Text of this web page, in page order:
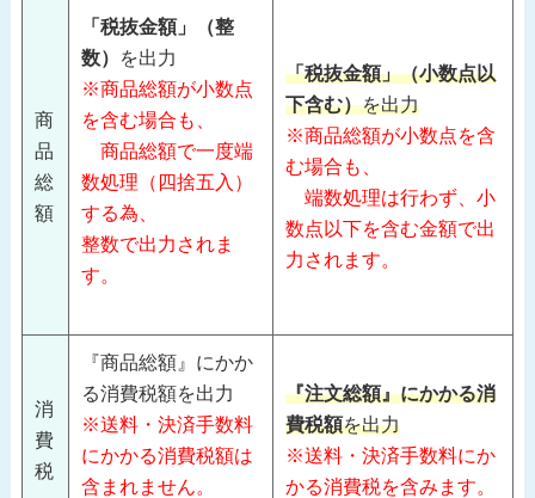
商
品
総
額
「税抜金額」（整
数）
を出力
※商品総額が小数点
を含む場合も、
商品総額で一度端
数処理（四捨五入）
する為、
整数で出力されま
す。
「税抜金額」（小数点以
下含む）を出力
※商品総額が小数点を含
む場合も、
端数処理は行わず、小
数点以下を含む金額で出
力されます。
消
費
税
『商品総額』にかか
る消費税額を出力
※送料・決済手数料
にかかる消費税額は
含まれません。
『注文総額』にかかる消
費税額を出力
※送料・決済手数料にか
かる消費税を含みます。